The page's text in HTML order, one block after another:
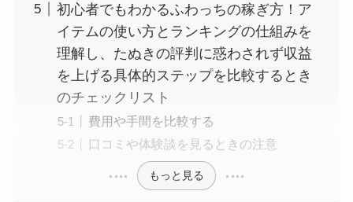
初心者でもわかるふわっちの稼ぎ方！ア
イテムの使い方とランキングの仕組みを
理解し、たぬきの評判に惑わされず収益
を上げる具体的ステップを比較するとき
のチェックリスト
費用や手間を比較する
口コミや体験談を見るときの注意
もっと見る